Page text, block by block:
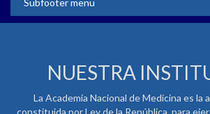
NUESTRA
La Academia Nacional de Medicina es la
constituida por Ley de la República, para